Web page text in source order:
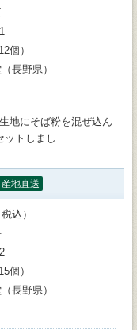
個）
長野県）
地にそば粉を混ぜ込ん
ットしまし
産地直送
込）
個）
長野県）